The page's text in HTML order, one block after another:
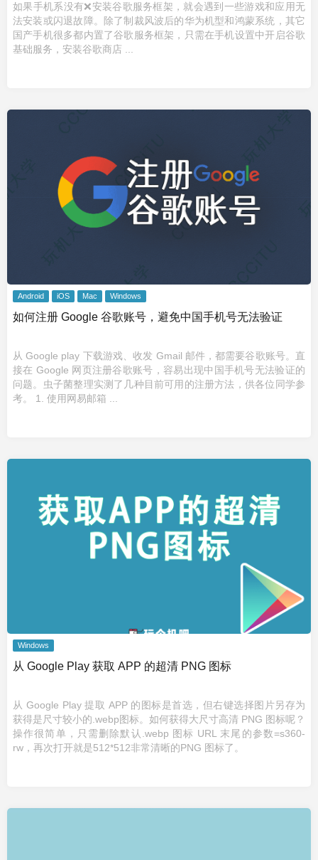
如果手机系没有❌安装谷歌服务框架，就会遇到一些游戏和应用无
法安装或闪退故障。除了制裁风波后的华为机型和鸿蒙系统，其它
国产手机很多都内置了谷歌服务框架，只需在手机设置中开启谷歌
基础服务，安装谷歌商店 ...
Android iOS Mac Windows
如何注册 Google 谷歌账号，避免中国手机号无法验证
从 Google play 下载游戏、收发 Gmail 邮件，都需要谷歌账号。直
接在 Google 网页注册谷歌账号，容易出现中国手机号无法验证的
问题。虫子菌整理实测了几种目前可用的注册方法，供各位同学参
考。 1. 使用网易邮箱 ...
Windows
从 Google Play 获取 APP 的超清 PNG 图标
从 Google Play 提取 APP 的图标是首选，但右键选择图片另存为
获得是尺寸较小的.webp图标。如何获得大尺寸高清 PNG 图标呢？
操作很简单，只需删除默认.webp 图标 URL 末尾的参数=s360-
rw，再次打开就是512*512非常清晰的PNG 图标了。